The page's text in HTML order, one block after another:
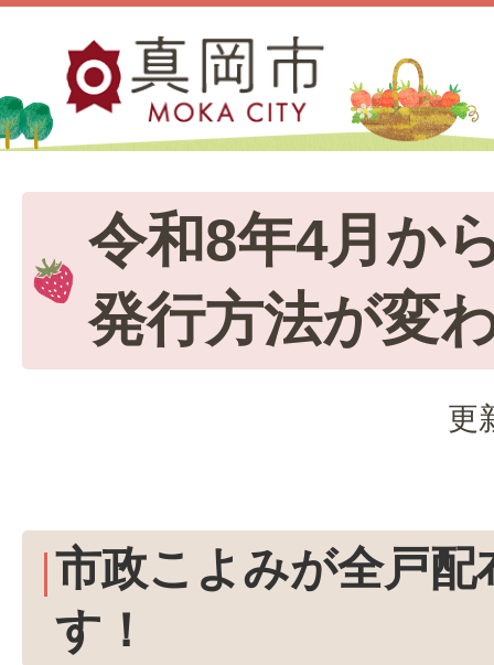
令和8年4月か
発行方法が変
更
市政こよみが全戸配
す！